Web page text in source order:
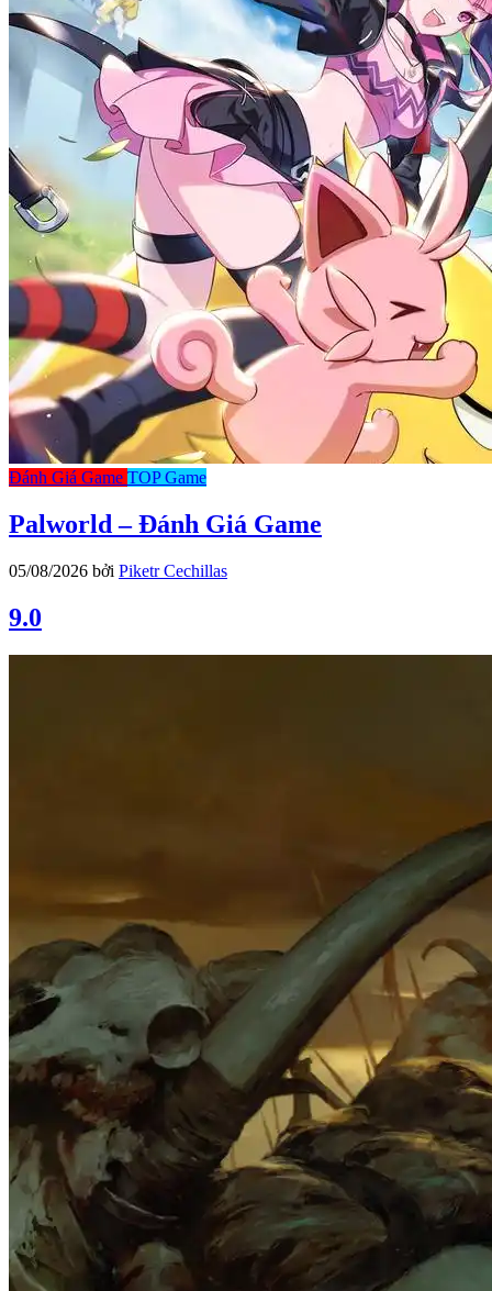
Đánh Giá Game TOP Game
Palworld – Đánh Giá Game
05/08/2026 bởi Piketr Cechillas
9.0